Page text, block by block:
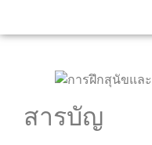
สารบัญ